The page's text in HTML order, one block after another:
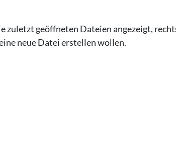
zuletzt geöffneten Dateien angezeigt,
neue Datei erstellen wollen.